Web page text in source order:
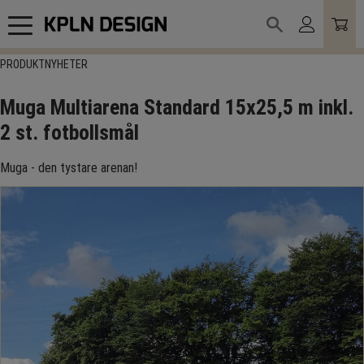
Meny
PRODUKTNYHETER
Muga Multiarena Standard 15x25,5 m inkl.
2 st. fotbollsmål
Muga - den tystare arenan!